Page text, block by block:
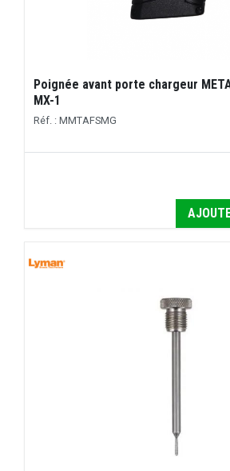
Poignée avant porte chargeur
MX-1
Réf. : MMTAFSMG